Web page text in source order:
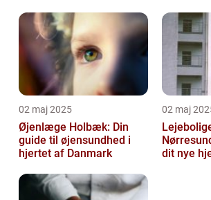
02 maj 2025
Øjenlæge Holbæk: Din
guide til øjensundhed i
hjertet af Danmark
02 maj
dit nye